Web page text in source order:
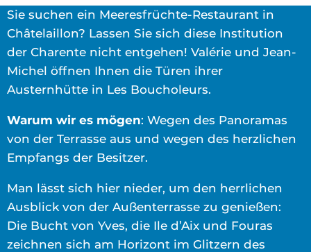
Sie suchen ein Meeresfrüchte-Restaurant in
Châtelaillon? Lassen Sie sich diese Institution
der Charente nicht entgehen! Valérie und Jean-
Michel öffnen Ihnen die Türen ihrer
Austernhütte in Les Boucholeurs.
Warum wir es mögen: Wegen des Panoramas
von der Terrasse aus und wegen des herzlichen
Empfangs der Besitzer.
Man lässt sich hier nieder, um den herrlichen
Ausblick von der Außenterrasse zu genießen:
Die Bucht von Yves, die Ile d’Aix und Fouras
zeichnen sich am Horizont im Glitzern des